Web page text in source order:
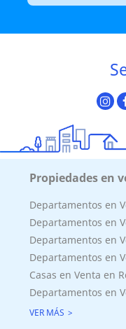
Propiedades en
Departamentos en
Departamentos en
Departamentos en
Departamentos en
Casas en Venta en
Departamentos en
VER MÁS